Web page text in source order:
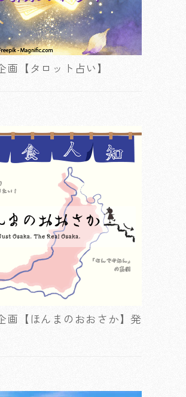
画【タロット占い】
画【ほんまのおおさか】発